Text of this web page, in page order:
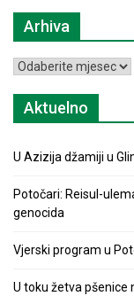
Arhiva
Arhiva
Aktuelno
U Azizija džamiji u
Potočari: Reisul-
genocida
Vjerski program u
U toku žetva pšenice